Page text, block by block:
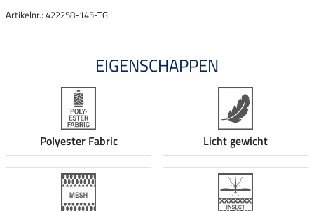
Artikelnr.: 422258-145-TG
EIGENSCHAPPEN
Polyester Fabric Licht gewicht